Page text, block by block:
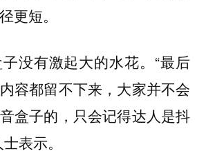
更短。
没有激起大的水花。 “最后
容都留不下来，大家并不会
盒子的，只会记得达人是抖
表示。